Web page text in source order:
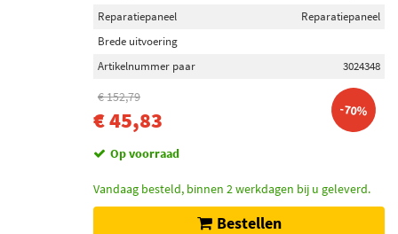
Reparatiepaneel
Reparatiepaneel
Brede uitvoering
Artikelnummer paar
3024348
€ 152,79
€ 45,83 -70%
Op voorraad
Vandaag besteld, binnen 2 werkdagen bij u geleverd.
Bestellen